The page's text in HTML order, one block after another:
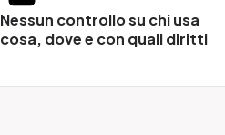
Versioning e storico
Ogni modifica è tracciata. Si lavora
sempre con l'ultima versione
recuperare le precedenti.
Nessun controllo su chi usa
cosa, dove e con quali diritti